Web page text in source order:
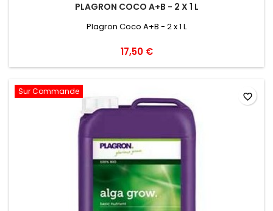
PLAGRON COCO A+B - 2 X 1 L
Plagron Coco A+B - 2 x 1 L
17,50 €
Sur Commande favorite_border